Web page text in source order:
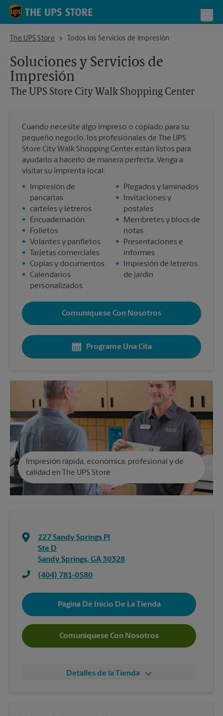
Skip to content
Return to Nav
The UPS Store
The UPS Store City Walk Shopping Center
Todos los Servicios de Impresión
Soluciones y Servicios de
Impresión
The UPS Store City Walk Shopping Center
Cuando necesite algo impreso o copiado para su
pequeño negocio, los profesionales de The UPS
Store City Walk Shopping Center están listos para
ayudarlo a hacerlo de manera perfecta. Venga a
visitar su imprenta local:
•
Impresión de
pancartas
•
carteles y letreros
•
Encuadernación
•
Folletos
•
Volantes y panfletos
•
Tarjetas comerciales
• Copias y documentos
• Calendarios
personalizados
•
Plegados y laminados
•
Invitaciones y
postales
•
Membretes y blocs de
notas
•
Presentaciones e
informes
•
Impresión de letreros
de jardín
Comuníquese Con Nosotros
Programe Una Cita
Impresión rápida, económica, profesional y de
calidad en The UPS Store
227 Sandy Springs Pl
Ste D
Sandy Springs, GA 30328
(404) 781-0580
Página De Inicio De La Tienda
Comuníquese Con Nosotros
Detalles de la Tienda